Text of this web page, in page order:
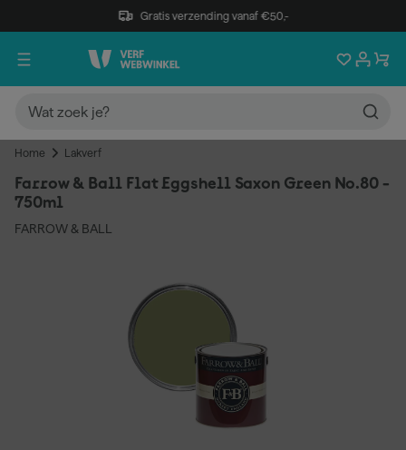
Gratis verzending vanaf €50,-
Home Lakverf
Farrow & Ball Flat Eggshell Saxon Green No.80 -
750ml
FARROW & BALL